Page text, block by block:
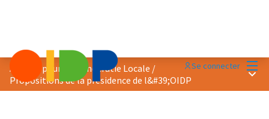
Se connecter
Agenda pour la Démocratie Locale /
Propositions de la présidence de l&#39;OIDP